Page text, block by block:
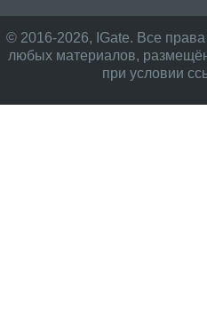
© 2016-2026, IGate. Все
любых материалов,
при условии